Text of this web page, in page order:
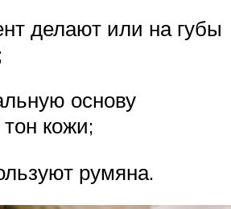
или на губы
основу
кожи;
румяна.